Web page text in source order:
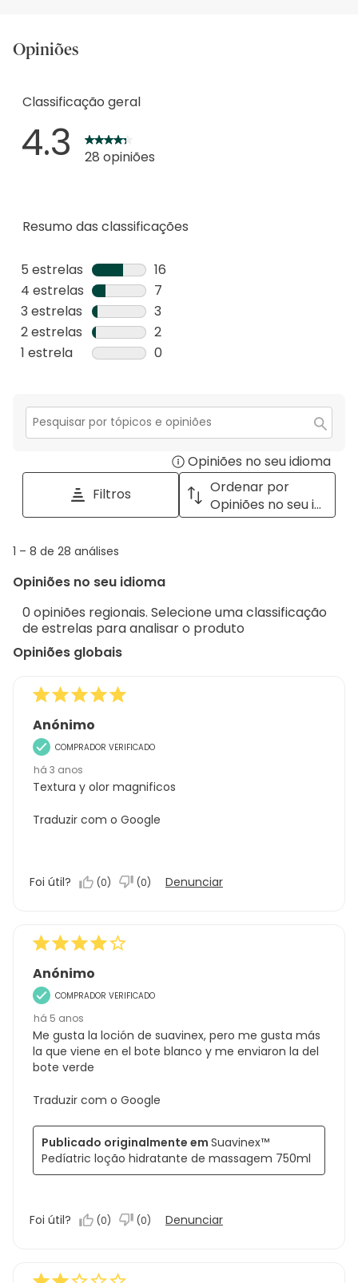
Opiniões
Resumo das classificações
5 estrelas estrelas
16
16
análises
com
5
4 estrelas estrelas
7
7
análises
com
3 estrelas estrelas
3
3
análises
estrelas.
2 estrelas estrelas
2
2
2
estrelas.
1 estrela estrelas
0
com
1
Classificação geral
4.3 28 opiniões
Secção
Opiniões no seu idioma
a
with
Filtros
Ordenar por
Opiniões no seu idioma
1
8
28
análises
1 – 8 de 28 análises
Opiniões no seu idioma
0 opiniões regionais. Selecione uma classificação
de estrelas para analisar o produto
Opiniões globais
Anónimo
COMPRADOR VERIFICADO
há 3 anos
Textura y olor magnificos
Traduzir com o Google
Foi útil? (0) (0) Denunciar
Anónimo
COMPRADOR VERIFICADO
há 5 anos
Me gusta la loción de suavinex, pero me gusta más
la que viene en el bote blanco y me enviaron la del
bote verde
Traduzir com o Google
Publicado originalmente em Suavinex™
Pedíatric loção hidratante de massagem 750ml
Foi útil? (0) (0) Denunciar